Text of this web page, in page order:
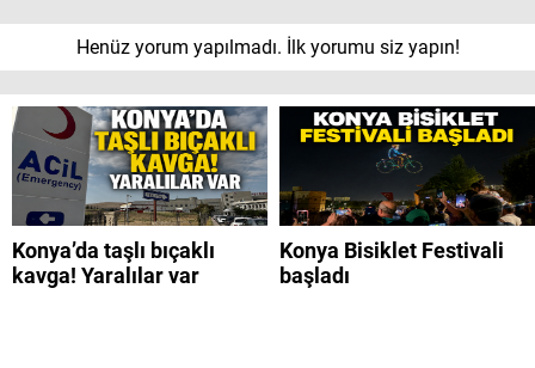
Henüz yorum yapılmadı. İlk yorumu siz yapın!
Konya’da taşlı bıçaklı
kavga! Yaralılar var
Konya Bisiklet Festivali
başladı